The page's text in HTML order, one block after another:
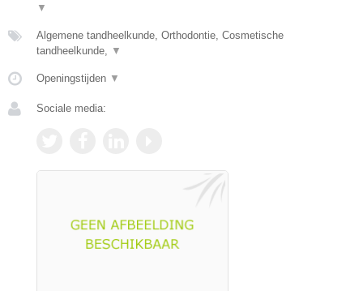
▼
Algemene tandheelkunde, Orthodontie, Cosmetische
tandheelkunde,
▼
Openingstijden ▼
Sociale media: